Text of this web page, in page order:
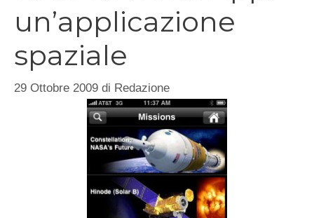
un’applicazione
spaziale
29 Ottobre 2009 di Redazione